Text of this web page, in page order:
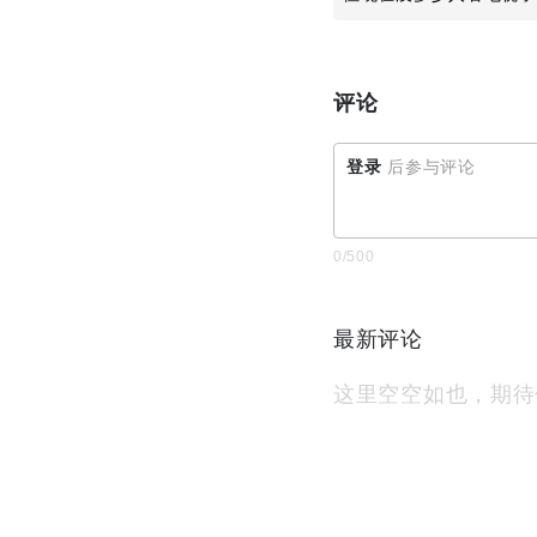
评论
登录 后参与评论
0/500
最新评论
这里空空如也，期